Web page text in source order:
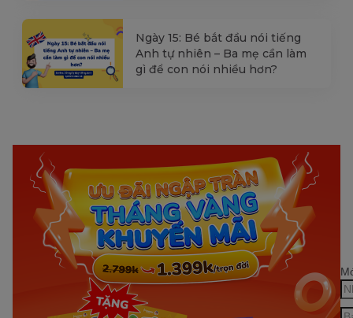
Ngày 15: Bé bắt đầu nói tiếng
Anh tự nhiên – Ba mẹ cần làm
gì để con nói nhiều hơn?